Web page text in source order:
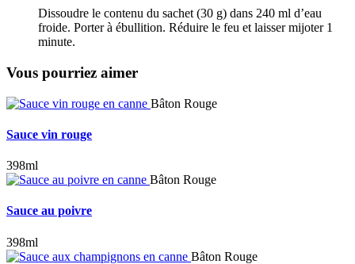
Dissoudre le contenu du sachet (30 g) dans 240 ml d’eau
froide. Porter à ébullition. Réduire le feu et laisser mijoter 1
minute.
Vous pourriez aimer
Bâton Rouge
Sauce vin rouge
398ml
Bâton Rouge
Sauce au poivre
398ml
Bâton Rouge